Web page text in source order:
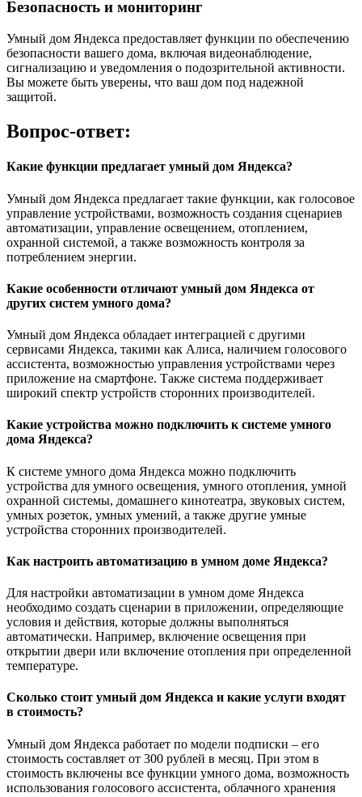
Безопасность и мониторинг
Умный дом Яндекса предоставляет функции по обеспечению
безопасности вашего дома, включая видеонаблюдение,
сигнализацию и уведомления о подозрительной активности.
Вы можете быть уверены, что ваш дом под надежной
защитой.
Вопрос-ответ:
Какие функции предлагает умный дом Яндекса?
Умный дом Яндекса предлагает такие функции, как голосовое
управление устройствами, возможность создания сценариев
автоматизации, управление освещением, отоплением,
охранной системой, а также возможность контроля за
потреблением энергии.
Какие особенности отличают умный дом Яндекса от
других систем умного дома?
Умный дом Яндекса обладает интеграцией с другими
сервисами Яндекса, такими как Алиса, наличием голосового
ассистента, возможностью управления устройствами через
приложение на смартфоне. Также система поддерживает
широкий спектр устройств сторонних производителей.
Какие устройства можно подключить к системе умного
дома Яндекса?
К системе умного дома Яндекса можно подключить
устройства для умного освещения, умного отопления, умной
охранной системы, домашнего кинотеатра, звуковых систем,
умных розеток, умных умений, а также другие умные
устройства сторонних производителей.
Как настроить автоматизацию в умном доме Яндекса?
Для настройки автоматизации в умном доме Яндекса
необходимо создать сценарии в приложении, определяющие
условия и действия, которые должны выполняться
автоматически. Например, включение освещения при
открытии двери или включение отопления при определенной
температуре.
Сколько стоит умный дом Яндекса и какие услуги входят
в стоимость?
Умный дом Яндекса работает по модели подписки – его
стоимость составляет от 300 рублей в месяц. При этом в
стоимость включены все функции умного дома, возможность
использования голосового ассистента, облачного хранения